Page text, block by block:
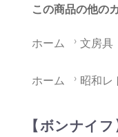
この商品の他の
ホーム 文房具
ホーム 昭和レ
【ボンナイ